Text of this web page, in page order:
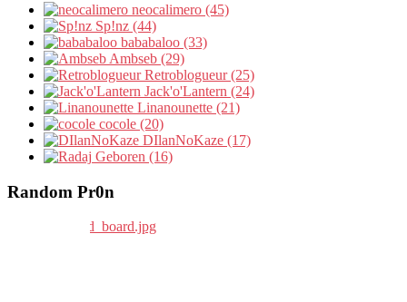
neocalimero (45)
Sp!nz (44)
bababaloo (33)
Ambseb (29)
Retroblogueur (25)
Jack'o'Lantern (24)
Linanounette (21)
cocole (20)
DIlanNoKaze (17)
Geboren (16)
Random Pr0n